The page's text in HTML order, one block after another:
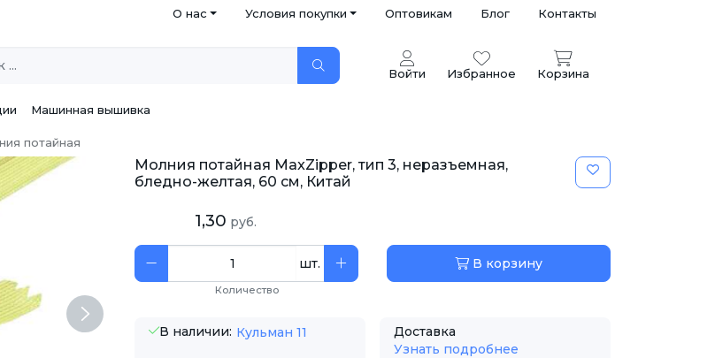
О нас Условия покупки Оптовикам Блог Контакты
Войти Избранное Корзина
Машинная вышивка
потайная
Next
Молния потайная MaxZipper, тип 3, неразъемная,
бледно-желтая, 60 см, Китай
1,30 руб.
шт.
Количество
В корзину
В наличии: Кульман 11
Доставка
Узнать подробнее